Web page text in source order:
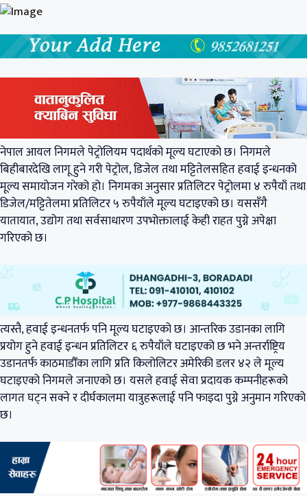
नेपाल आयल निगमले पेट्रोलियम पदार्थको मूल्य घटाएको छ। निगमले
बिहीबारदेखि लागू हुने गरी पेट्रोल, डिजेल तथा मट्टितेलसहित हवाई इन्धनको
मूल्य समायोजन गरेको हो। निगमका अनुसार प्रतिलिटर पेट्रोलमा ४ रुपैयाँ तथा
डिजेल/मट्टितेलमा प्रतिलिटर ५ रुपैयाँले मूल्य घटाइएको छ। यससँगै
यातायात, उद्योग तथा सर्वसाधारण उपभोक्तालाई केही राहत पुग्ने अपेक्षा
गरिएको छ।
त्यस्तै, हवाई इन्धनतर्फ पनि मूल्य घटाइएको छ। आन्तरिक उडानका लागि
प्रयोग हुने हवाई इन्धन प्रतिलिटर ६ रुपैयाँले घटाइएको छ भने अन्तर्राष्ट्रिय
उडानतर्फ काठमाडौँका लागि प्रति किलोलिटर अमेरिकी डलर ४२ ले मूल्य
घटाइएको निगमले जनाएको छ। यसले हवाई सेवा प्रदायक कम्पनीहरूको
लागत घट्न सक्ने र दीर्घकालमा यात्रुहरूलाई पनि फाइदा पुग्ने अनुमान गरिएको
छ।